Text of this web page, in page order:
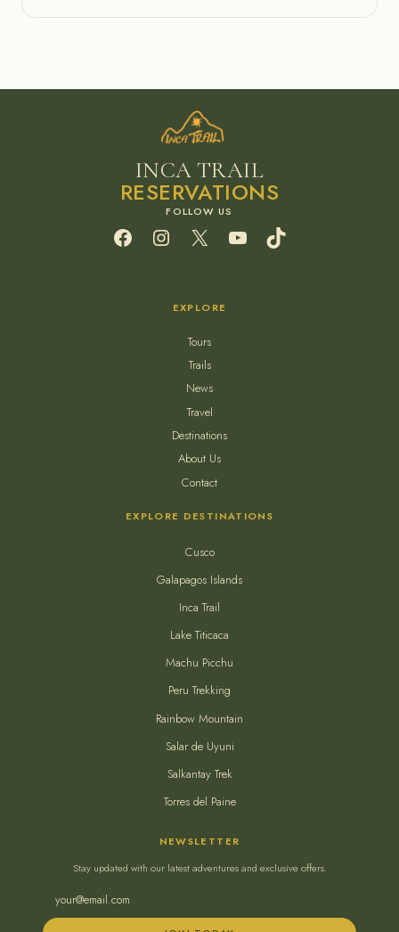
INCA TRAIL
RESERVATIONS
FacebookInstagram
X YouTube
EXPLORE
Tours
Trails
News
Travel
Destinations
About Us
Contact
EXPLORE DESTINATIONS
Cusco
Galapagos Islands
Inca Trail
Lake Titicaca
Machu Picchu
Peru Trekking
Rainbow Mountain
Salar de Uyuni
Salkantay Trek
Torres del Paine
NEWSLETTER
Stay updated with our latest adventures and exclusive offers.